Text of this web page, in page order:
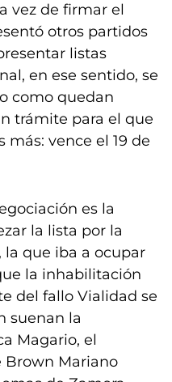
vez de firmar el
otros partidos
listas
en ese sentido, se
como quedan
trámite para el que
más: vence el 19 de
es la
la lista por la
la que iba a ocupar
la inhabilitación
del fallo Vialidad se
suenan la
Magario, el
Mariano